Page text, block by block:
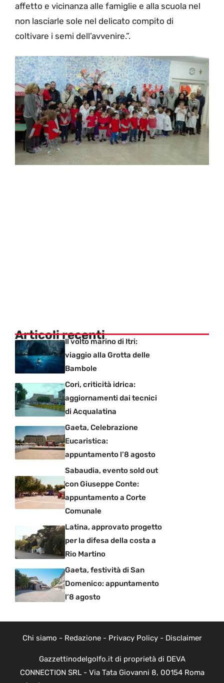
affetto e vicinanza alle famiglie e alla scuola nel
non lasciarle sole nel delicato compito di
coltivare i semi dell’avvenire.”.
Articoli recenti
Il volto marino di Itri:
viaggio alla Grotta delle
Bambole
Cori, criticità idrica:
aggiornamenti dai tecnici
di Acqualatina
Gaeta, Celebrazione
Eucaristica:
appuntamento l’8 agosto
Sabaudia, evento sold out
con Giuseppe Conte:
appuntamento a Corte
Comunale
Latina, approvato progetto
per la difesa della costa a
Rio Martino
Gaeta, festività di San
Domenico: appuntamento
l’8 agosto
Chi siamo - Redazione- Privacy Policy- Disclaimer
Gazzettinodelgolfo.it di proprietà di DEVA
CONNECTION SRL - Via Tata Giovanni 8, 00154 Roma